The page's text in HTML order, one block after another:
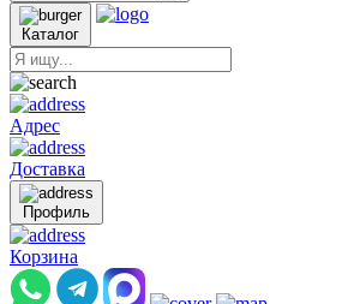
Каталог
Адрес
Доставка
Профиль
Корзина